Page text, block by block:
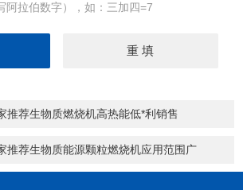
阿拉伯数字），如：三加四=7
推荐生物质燃烧机高热能低*利销售
推荐生物质能源颗粒燃烧机应用范围广